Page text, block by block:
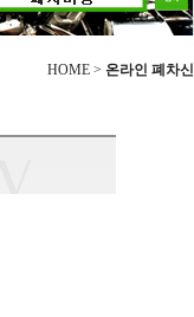
HOME > 온라인 폐차